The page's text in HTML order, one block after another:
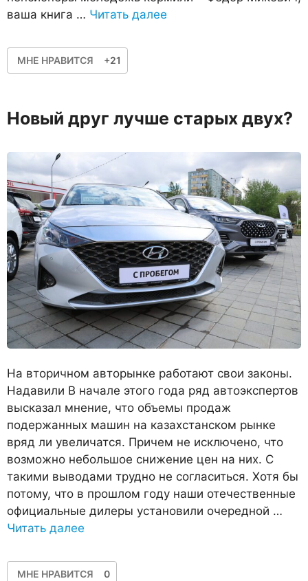
ваша книга … Читать далее
МНЕ НРАВИТСЯ +21
Новый друг лучше старых двух?
На вторичном авторынке работают свои законы.
Надавили В начале этого года ряд автоэкспертов
высказал мнение, что объемы продаж
подержанных машин на казахстанском рынке
вряд ли увеличатся. Причем не исключено, что
возможно небольшое снижение цен на них. С
такими выводами трудно не согласиться. Хотя бы
потому, что в прошлом году наши отечественные
официальные дилеры установили очередной …
Читать далее
МНЕ НРАВИТСЯ 0